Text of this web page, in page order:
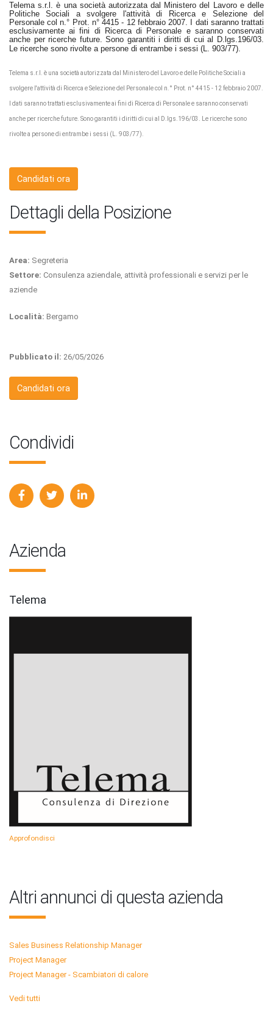
Telema s.r.l. è una società autorizzata dal Ministero del Lavoro e delle
Politiche Sociali a svolgere l'attività di Ricerca e Selezione del
Personale col n.° Prot. n° 4415 - 12 febbraio 2007. I dati saranno trattati
esclusivamente ai fini di Ricerca di Personale e saranno conservati
anche per ricerche future. Sono garantiti i diritti di cui al D.lgs.196/03.
Le ricerche sono rivolte a persone di entrambe i sessi (L. 903/77).
Telema s.r.l. è una società autorizzata dal Ministero del Lavoro e delle Politiche Sociali a
svolgere l'attività di Ricerca e Selezione del Personale col n.° Prot. n° 4415 - 12 febbraio 2007.
I dati saranno trattati esclusivamente ai fini di Ricerca di Personale e saranno conservati
anche per ricerche future. Sono garantiti i diritti di cui al D.lgs.196/03. Le ricerche sono
rivolte a persone di entrambe i sessi (L. 903/77).
Candidati ora
Dettagli della Posizione
Area: Segreteria
Settore: Consulenza aziendale, attività professionali e servizi per le
aziende
Località: Bergamo
Pubblicato il: 26/05/2026
Candidati ora
Condividi
Azienda
Telema
Approfondisci
Altri annunci di questa azienda
Sales Business Relationship Manager
Project Manager
Project Manager - Scambiatori di calore
Vedi tutti